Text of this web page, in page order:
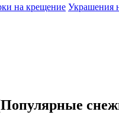
на крещение Украшения